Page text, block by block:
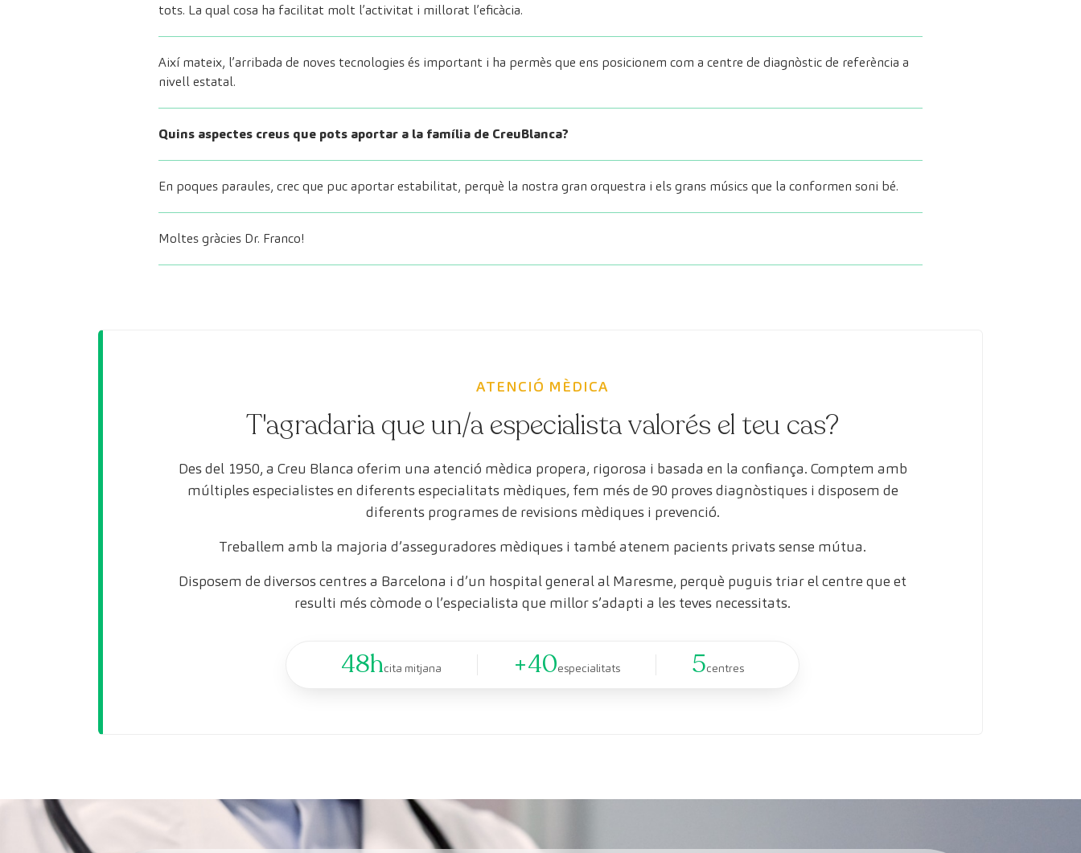
tots. La qual cosa ha facilitat molt l’activitat i millorat l’eficàcia.
Així mateix, l’arribada de noves tecnologies és important i ha permès que ens posicionem com a centre de diagnòstic de referència a
nivell estatal.
Quins aspectes creus que pots aportar a la família de CreuBlanca?
En poques paraules, crec que puc aportar estabilitat, perquè la nostra gran orquestra i els grans músics que la conformen soni bé.
Moltes gràcies Dr. Franco!
ATENCIÓ MÈDICA
T'agradaria que un/a especialista valorés el teu cas?
Des del 1950, a Creu Blanca oferim una atenció mèdica propera, rigorosa i basada en la confiança. Comptem amb
múltiples especialistes en diferents especialitats mèdiques, fem més de 90 proves diagnòstiques i disposem de
diferents programes de revisions mèdiques i prevenció.
Treballem amb la majoria d’asseguradores mèdiques i també atenem pacients privats sense mútua.
Disposem de diversos centres a Barcelona i d’un hospital general al Maresme, perquè puguis triar el centre que et
resulti més còmode o l’especialista que millor s’adapti a les teves necessitats.
48hcita mitjana +40especialitats 5centres